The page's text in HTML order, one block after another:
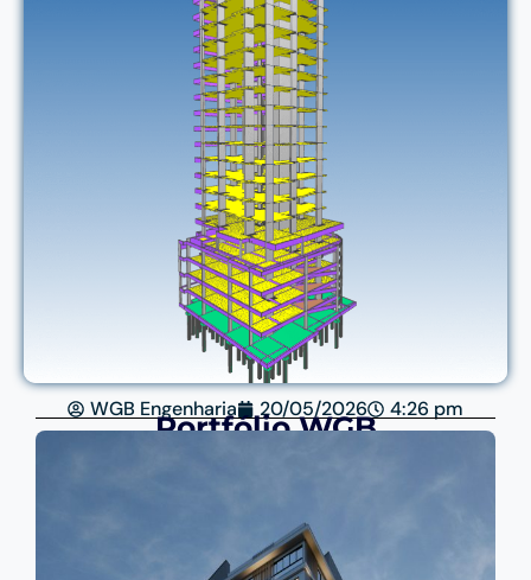
WGB Engenharia 20/05/2026 4:26 pm
Portfólio WGB